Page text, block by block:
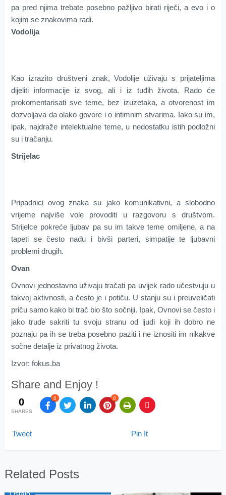
pa pred njima trebate posebno pažljivo birati riječi, a evo i o
kojim se znakovima radi.
Vodolija
Kao izrazito društveni znak, Vodolije uživaju s prijateljima
dijeliti informacije iz svog, ali i iz tuđih života. Rado će
prokomentarisati sve teme, bez izuzetaka, a otvorenost im
dozvoljava da olako govore i o intimnim stvarima. Iako su im,
ipak, najdraže intelektualne teme, u nedostatku istih podložni
su i tračanju.
Strijelac
Pripadnici ovog znaka su jako komunikativni, a slobodno
vrijeme najviše vole provoditi u razgovoru s društvom.
Strijelce pokreće ljubav pa su im takve teme omiljene, a na
tapeti se često nađu i bivši parteri, simpatije te ljubavni
problemi drugih.
Ovan
Ovnovi jednostavno uživaju tračati pa uvijek rado učestvuju u
takvoj aktivnosti, a često je i potiču. U stanju su i preuveličati
priču samo kako bi trač bio što sočniji. Ipak, Ovnovi se često i
jako trude sakriti tu svoju stranu od ljudi koji ih dobro ne
poznaju pa ih se treba posebno paziti i ne iznositi im nikakve
sočne detalje iz privatnog života.
Izvor: fokus.ba
Share and Enjoy !
0
SHARES
0 0
Tweet Pin It
Related Posts
Ostalo